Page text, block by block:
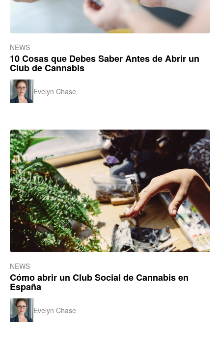
NEWS
10 Cosas que Debes Saber Antes de Abrir un
Club de Cannabis
Evelyn Chase
NEWS
Cómo abrir un Club Social de Cannabis en
España
Evelyn Chase